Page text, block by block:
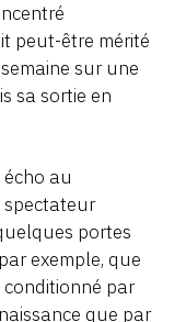
peut-être mérité
sur une
sa sortie en
au
spectateur
portes
exemple, que
conditionné par
que par